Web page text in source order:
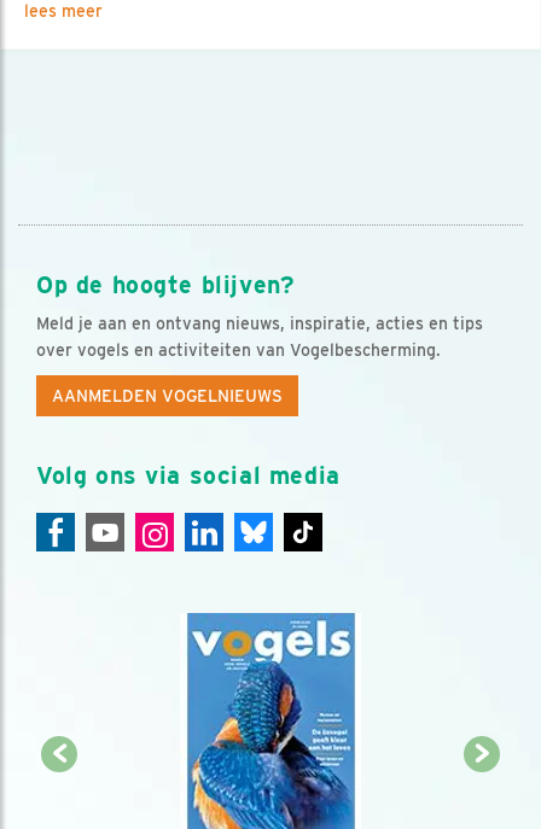
lees meer
Op de hoogte blijven?
Meld je aan en ontvang nieuws, inspiratie, acties en tips
over vogels en activiteiten van Vogelbescherming.
AANMELDEN VOGELNIEUWS
Volg ons via social media